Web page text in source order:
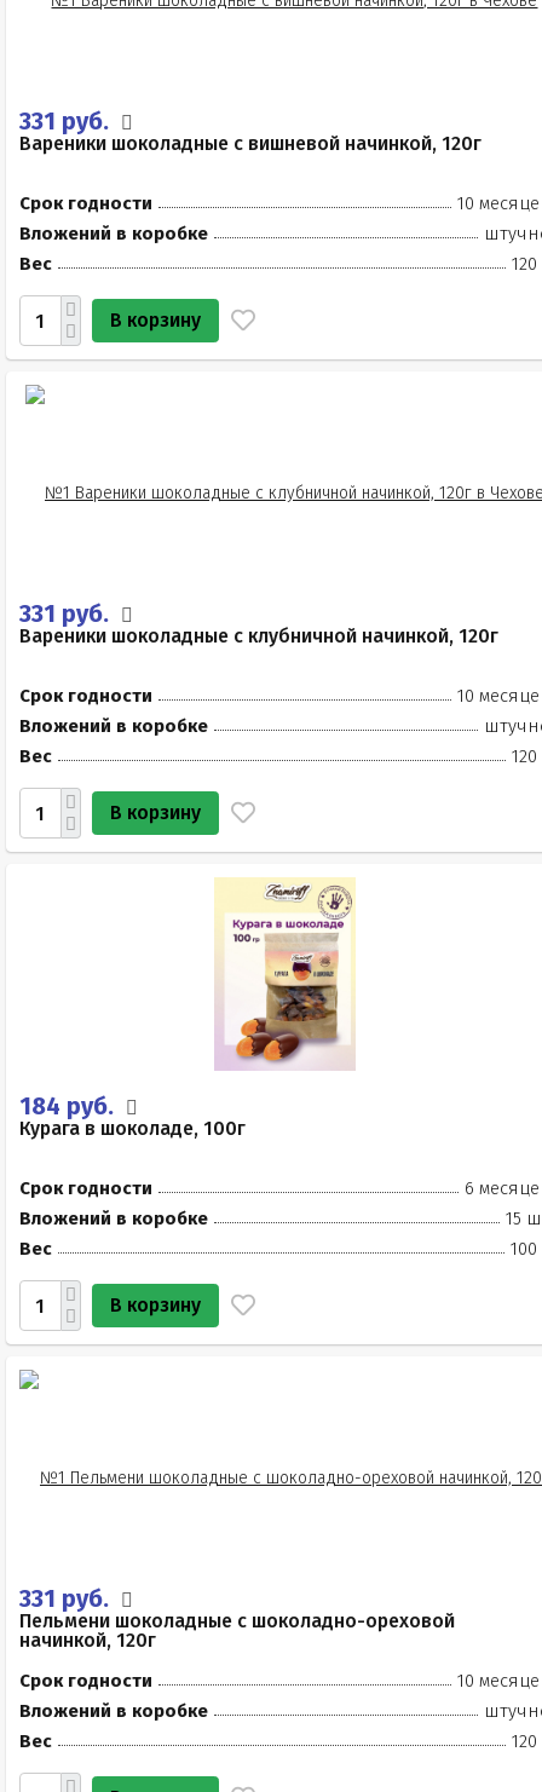
331 руб.
Вареники шоколадные с вишневой начинкой, 120г
Срок годности
10
Вложений в коробке
Вес
120
В корзину
331 руб.
Вареники шоколадные с клубничной начинкой, 120г
Срок годности
10
Вложений в коробке
Вес
120
В корзину
184 руб.
Курага в шоколаде, 100г
Срок годности
6
Вложений в коробке
15
Вес
100
В корзину
331 руб.
Пельмени шоколадные с шоколадно-ореховой
начинкой, 120г
Срок годности
10
Вложений в коробке
Вес
120